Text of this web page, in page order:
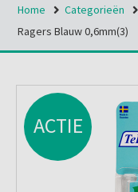
Home Categorieën
Ragers Blauw 0,6mm(3)
ACTIE